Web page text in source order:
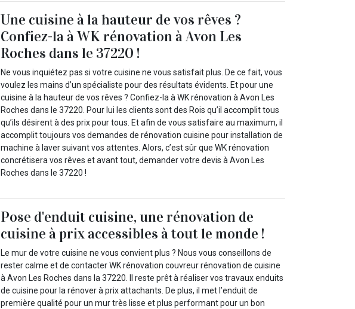
Une cuisine à la hauteur de vos rêves ?
Confiez-la à WK rénovation à Avon Les
Roches dans le 37220 !
Ne vous inquiétez pas si votre cuisine ne vous satisfait plus. De ce fait, vous
voulez les mains d’un spécialiste pour des résultats évidents. Et pour une
cuisine à la hauteur de vos rêves ? Confiez-la à WK rénovation à Avon Les
Roches dans le 37220. Pour lui les clients sont des Rois qu’il accomplit tous
qu’ils désirent à des prix pour tous. Et afin de vous satisfaire au maximum, il
accomplit toujours vos demandes de rénovation cuisine pour installation de
machine à laver suivant vos attentes. Alors, c’est sûr que WK rénovation
concrétisera vos rêves et avant tout, demander votre devis à Avon Les
Roches dans le 37220 !
Pose d'enduit cuisine, une rénovation de
cuisine à prix accessibles à tout le monde !
Le mur de votre cuisine ne vous convient plus ? Nous vous conseillons de
rester calme et de contacter WK rénovation couvreur rénovation de cuisine
à Avon Les Roches dans la 37220. Il reste prêt à réaliser vos travaux enduits
de cuisine pour la rénover à prix attachants. De plus, il met l’enduit de
première qualité pour un mur très lisse et plus performant pour un bon